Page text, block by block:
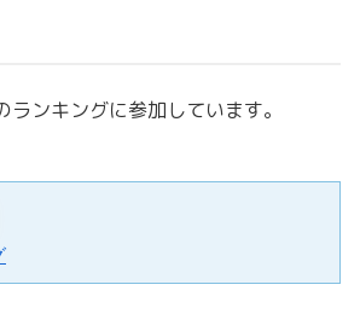
ランキングに参加しています。